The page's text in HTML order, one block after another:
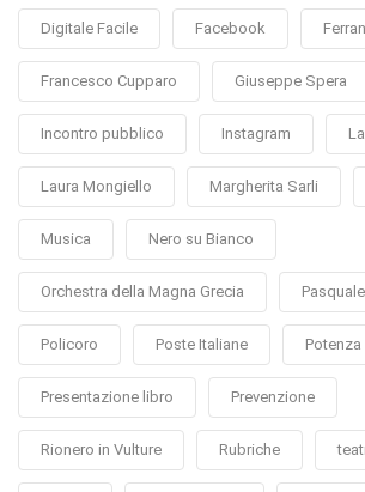
Digitale Facile Facebook
Francesco Cupparo Giuseppe Spera
Incontro pubblico Instagram
Laura Mongiello Margherita Sarli
Musica Nero su Bianco
Orchestra della Magna Grecia
Policoro Poste Italiane Potenza
Presentazione libro Prevenzione
Rionero in Vulture Rubriche